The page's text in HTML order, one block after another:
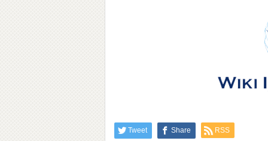
Tweet Share RSS